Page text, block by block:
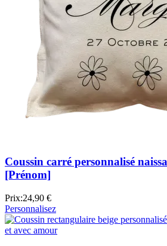
Coussin carré personnalisé
[Prénom]
Prix:24,90 €
Personnalisez